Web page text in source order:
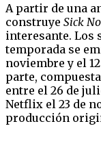
A partir de una
construye Sick
interesante. Los
temporada se
noviembre y el
parte,
entre el 26 de
Netflix el 23 de
producción